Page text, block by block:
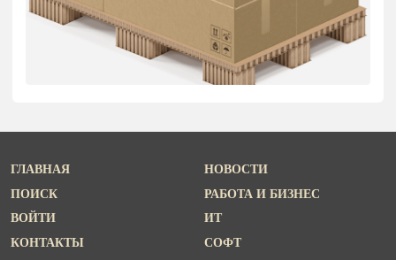
ГЛАВНАЯ
ПОИСК
ВОЙТИ
КОНТАКТЫ
НОВОСТИ
РАБОТА И БИЗНЕС
ИТ
СОФТ